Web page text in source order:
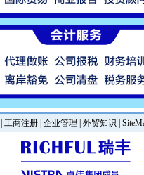
工商注册| 企业管理 外贸知识